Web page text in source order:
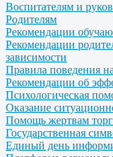
Воспитателям и
Родителям
Рекомендации
Рекомендации
зависимости
Правила поведения
Рекомендации об
Психологическая
Оказание
Помощь жертвам
Государственная
Единый день